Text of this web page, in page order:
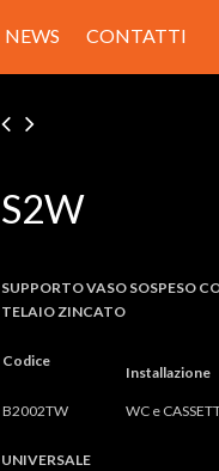
NEWS CONTATTI
S2W
SUPPORTO VASO SOSPESO
TELAIO ZINCATO
Codice
Installazione
B2002TW
WC e
UNIVERSALE